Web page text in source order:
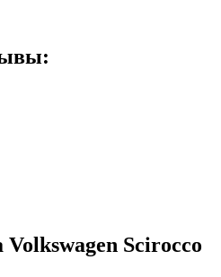
Scirocco